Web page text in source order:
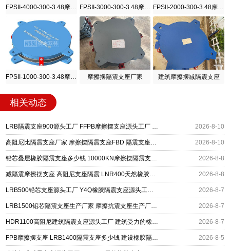
FPSII-4000-300-3.48摩擦摆隔震支座 FPSII-3000-300-3.48摩擦摆隔震支座 FPSII-2000-300-3.48摩擦摆隔震支座
FPSII-1000-300-3.48摩擦摆隔震支座 摩擦摆隔震支座厂家 建筑摩擦摆减隔震支座
相关动态
LRB隔震支座900源头工厂 FFPB摩擦摆支座源头工厂 LNR隔震支座报价 2026-8-10
高阻尼比隔震支座厂家 摩擦摆隔震支座FBD 隔震支座LRB700-Ⅱ生产厂家 2026-8-10
铅芯叠层橡胶隔震支座多少钱 10000KN摩擦摆隔震支座源头工厂 LRB橡胶隔震支座1400厂家 2026-8-8
减隔震摩擦摆支座 高阻尼支座隔震 LNR400天然橡胶隔震支座源头工厂 2026-8-8
LRB500铅芯支座源头工厂 Y4Q橡胶隔震支座源头工厂 摩擦摆减隔震支座厂家 2026-8-7
LRB1500铅芯隔震支座生产厂家 摩擦抗震支座生产厂家 摩擦摆隔震支座FBD 2026-8-7
HDR1100高阻尼建筑隔震支座源头工厂 建筑受力的橡胶隔震支座源头工厂 摩擦摆式减隔震支座 2026-8-7
FPB摩擦摆支座 LRB1400隔震支座多少钱 建设橡胶隔震支座什么价格 2026-8-5